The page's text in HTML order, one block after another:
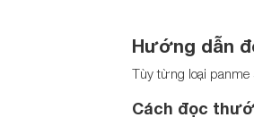
Hướng dẫn
Tùy từng loại panme
Cách đọc